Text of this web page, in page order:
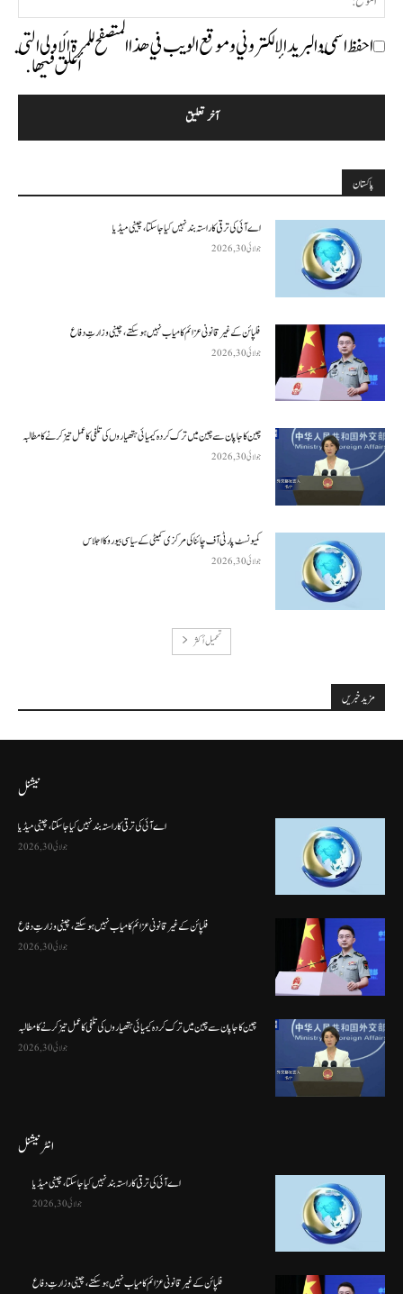
احفظ اسمي والبريد الإلكتروني وموقع الويب في هذا المتصفح للمرة الأولى التي
أعلق فيها.
پاکستان
اے آئی کی ترقی کا راستہ بند نہیں کیا جا سکتا، چینی میڈیا
جولائی 30, 2026
فلپائن کے غیر قانونی عزائم کامیاب نہیں ہو سکتے ، چینی وزارتِ دفاع
جولائی 30, 2026
چین کا جاپان سے چین میں ترک کردہ کیمیائی ہتھیاروں کی تلفی کا عمل تیز کرنے کا مطالبہ
جولائی 30, 2026
کمیونسٹ پارٹی آف چائنا کی مرکزی کمیٹی کے سیاسی بیورو کا اجلاس
جولائی 30, 2026
تحميل أكثر
مزید خبریں
نیشنل
اے آئی کی ترقی کا راستہ بند نہیں کیا جا سکتا، چینی میڈیا
جولائی 30, 2026
فلپائن کے غیر قانونی عزائم کامیاب نہیں ہو سکتے ، چینی وزارتِ دفاع
جولائی 30, 2026
چین کا جاپان سے چین میں ترک کردہ کیمیائی ہتھیاروں کی تلفی کا عمل تیز کرنے کا مطالبہ
جولائی 30, 2026
انٹرنیشنل
اے آئی کی ترقی کا راستہ بند نہیں کیا جا سکتا، چینی میڈیا
جولائی 30, 2026
فلپائن کے غیر قانونی عزائم کامیاب نہیں ہو سکتے ، چینی وزارتِ دفاع